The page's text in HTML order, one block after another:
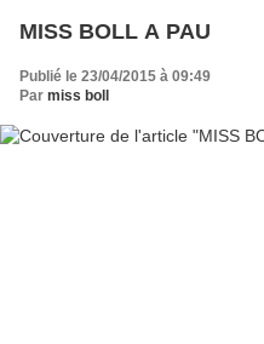
MISS BOLL A PAU
Publié le 23/04/2015 à 09:49
Par miss boll